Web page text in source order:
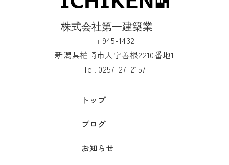
〒945-1432
新潟県柏崎市大字善根2210番地1
Tel. 0257-27-2157
トップ
ブログ
お知らせ